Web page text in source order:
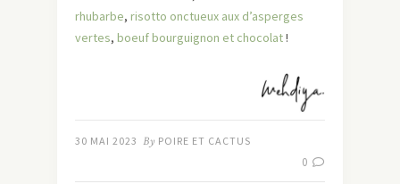
rhubarbe, risotto onctueux aux d’asperges
vertes, boeuf bourguignon et chocolat!
30 MAI 2023 By POIRE ET CACTUS
0